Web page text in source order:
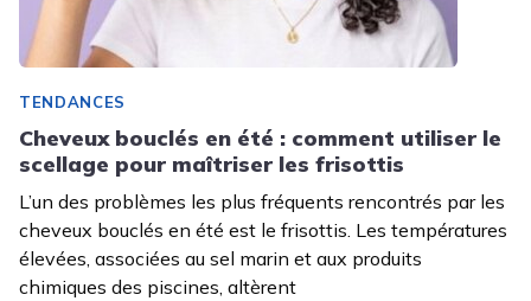
TENDANCES
Cheveux bouclés en été : comment utiliser le
scellage pour maîtriser les frisottis
L’un des problèmes les plus fréquents rencontrés par les
cheveux bouclés en été est le frisottis. Les températures
élevées, associées au sel marin et aux produits
chimiques des piscines, altèrent